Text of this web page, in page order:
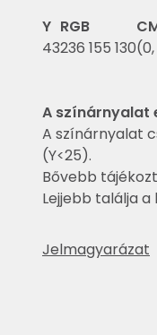
Y
43
RGB
236 155 130
A színárnyalat
A színárnyalat
(Y<25).
Bővebb
Lejjebb találja
Jelmagyarázat